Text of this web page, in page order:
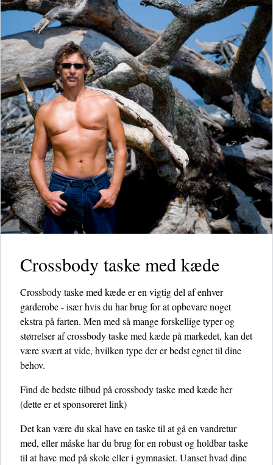
Crossbody taske med kæde
Crossbody taske med kæde er en vigtig del af enhver
garderobe - især hvis du har brug for at opbevare noget
ekstra på farten. Men med så mange forskellige typer og
størrelser af crossbody taske med kæde på markedet, kan det
være svært at vide, hvilken type der er bedst egnet til dine
behov.
Find de bedste tilbud på crossbody taske med kæde her
(dette er et sponsoreret link)
Det kan være du skal have en taske til at gå en vandretur
med, eller måske har du brug for en robust og holdbar taske
til at have med på skole eller i gymnasiet. Uanset hvad dine